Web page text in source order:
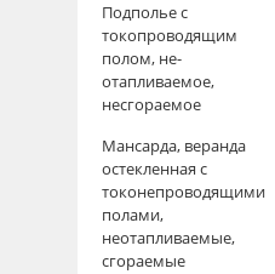
Подполье с
токопроводящим
полом, не­
отапливаемое,
несгораемое
Мансарда, веранда
остекленная с
токоне­проводящими
полами,
неотапливаемые,
сгораемые